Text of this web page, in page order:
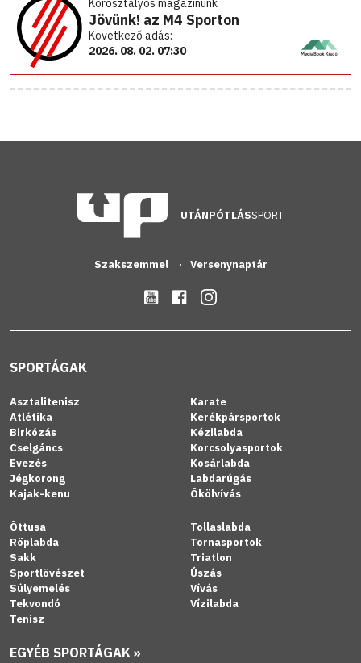
Korosztályos magazinunk
Jövünk! az M4 Sporton
Következő adás:
2026. 08. 02. 07:30
UTÁNPÓTLÁSSPORT
Szakszemmel Versenynaptár
SPORTÁGAK
Asztalitenisz
Atlétika
Birkózás
Cselgáncs
Evezés
Jégkorong
Kajak-kenu
Karate
Kerékpársportok
Kézilabda
Korcsolyasportok
Kosárlabda
Labdarúgás
Ökölvívás
Öttusa
Röplabda
Sakk
Sportlövészet
Súlyemelés
Tekvondó
Tenisz
Tollaslabda
Tornasportok
Triatlon
Úszás
Vívás
Vízilabda
EGYÉB SPORTÁGAK »